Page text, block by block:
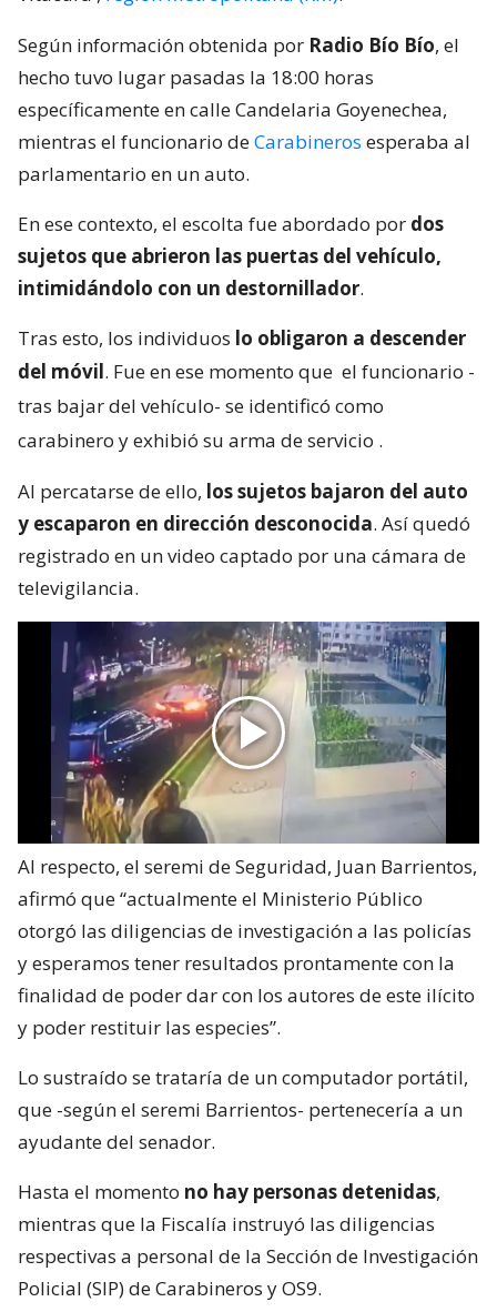
Según información obtenida por Radio Bío Bío, el
hecho tuvo lugar pasadas la 18:00 horas
específicamente en calle Candelaria Goyenechea,
mientras el funcionario deCarabineros esperaba al
parlamentario en un auto.
En ese contexto, el escolta fue abordado por dos
sujetos que abrieron las puertas del vehículo,
intimidándolo con un destornillador.
Tras esto, los individuos lo obligaron a descender
del móvil. Fue en ese momento que el funcionario -
tras bajar del vehículo- se identificó como
carabinero y exhibió su arma de servicio .
Al percatarse de ello, los sujetos bajaron del auto
y escaparon en dirección desconocida. Así quedó
registrado en un video captado por una cámara de
televigilancia.
Al respecto, el seremi de Seguridad, Juan Barrientos,
afirmó que “actualmente el Ministerio Público
otorgó las diligencias de investigación a las policías
y esperamos tener resultados prontamente con la
finalidad de poder dar con los autores de este ilícito
y poder restituir las especies”.
Lo sustraído se trataría de un computador portátil,
que -según el seremi Barrientos- pertenecería a un
ayudante del senador.
Hasta el momento no hay personas detenidas,
mientras que la Fiscalía instruyó las diligencias
respectivas a personal de la Sección de Investigación
Policial (SIP) de Carabineros y OS9.